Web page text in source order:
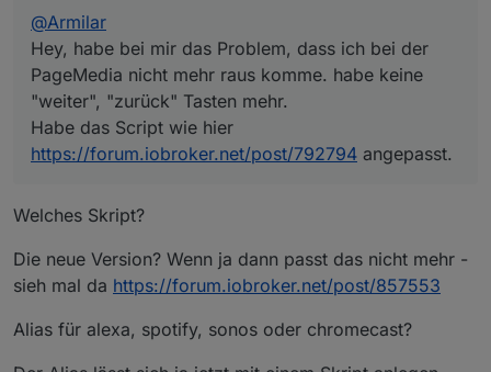
@Armilar
Hey, habe bei mir das Problem, dass ich bei der
PageMedia nicht mehr raus komme. habe keine
"weiter", "zurück" Tasten mehr.
Habe das Script wie hier
https://forum.iobroker.net/post/792794 angepasst.
Welches Skript?
Die neue Version? Wenn ja dann passt das nicht mehr -
sieh mal da https://forum.iobroker.net/post/857553
Alias für alexa, spotify, sonos oder chromecast?